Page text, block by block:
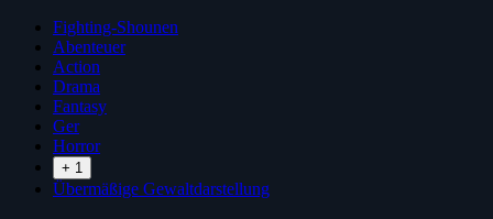
Fighting-Shounen
Abenteuer
Action
Drama
Fantasy
Ger
Horror
+ 1
Übermäßige Gewaltdarstellung